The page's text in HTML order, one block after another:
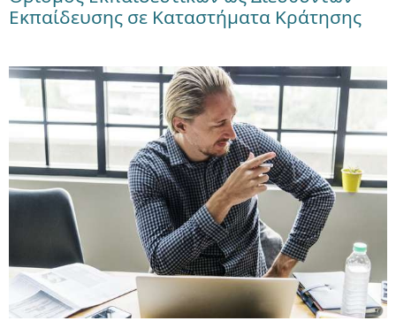
Εκπαίδευσης σε Καταστήματα Κράτησης